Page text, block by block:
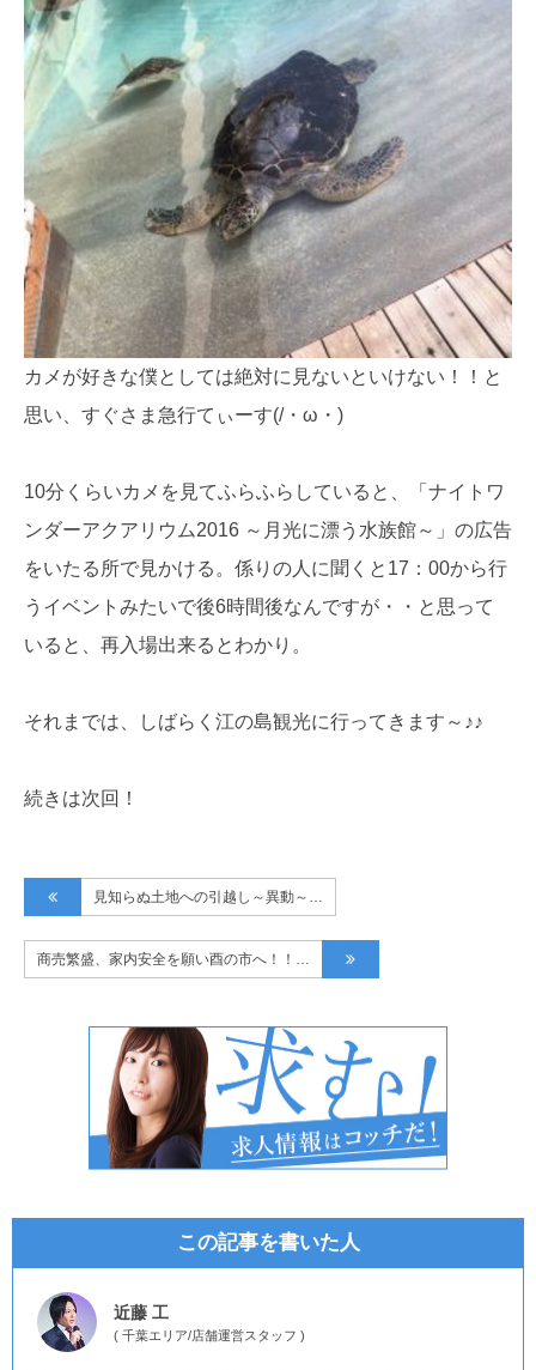
カメが好きな僕としては絶対に見ないといけない！！と
思い、すぐさま急行てぃーす(/・ω・)
10分くらいカメを見てふらふらしていると、「ナイトワ
ンダーアクアリウム2016 ～月光に漂う水族館～」の広告
をいたる所で見かける。係りの人に聞くと17：00から行
うイベントみたいで後6時間後なんですが・・と思って
いると、再入場出来るとわかり。
それまでは、しばらく江の島観光に行ってきます～♪♪
続きは次回！
見知らぬ土地への引越し～異動～…
商売繁盛、家内安全を願い酉の市へ！！…
この記事を書いた人
近藤 工
( 千葉エリア/店舗運営スタッフ )